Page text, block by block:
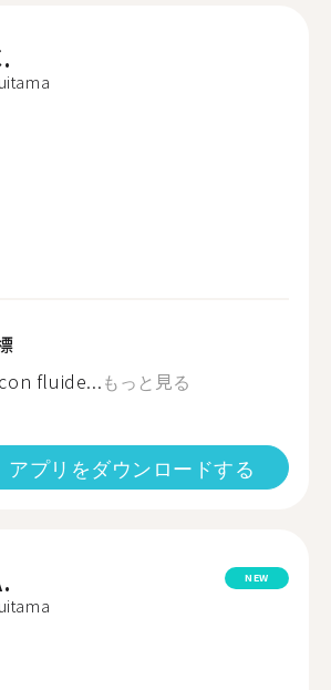
fluide...もっと見る
アプリをダウンロードする
NEW